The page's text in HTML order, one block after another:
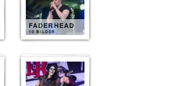
FADERHEAD
10 BILDER